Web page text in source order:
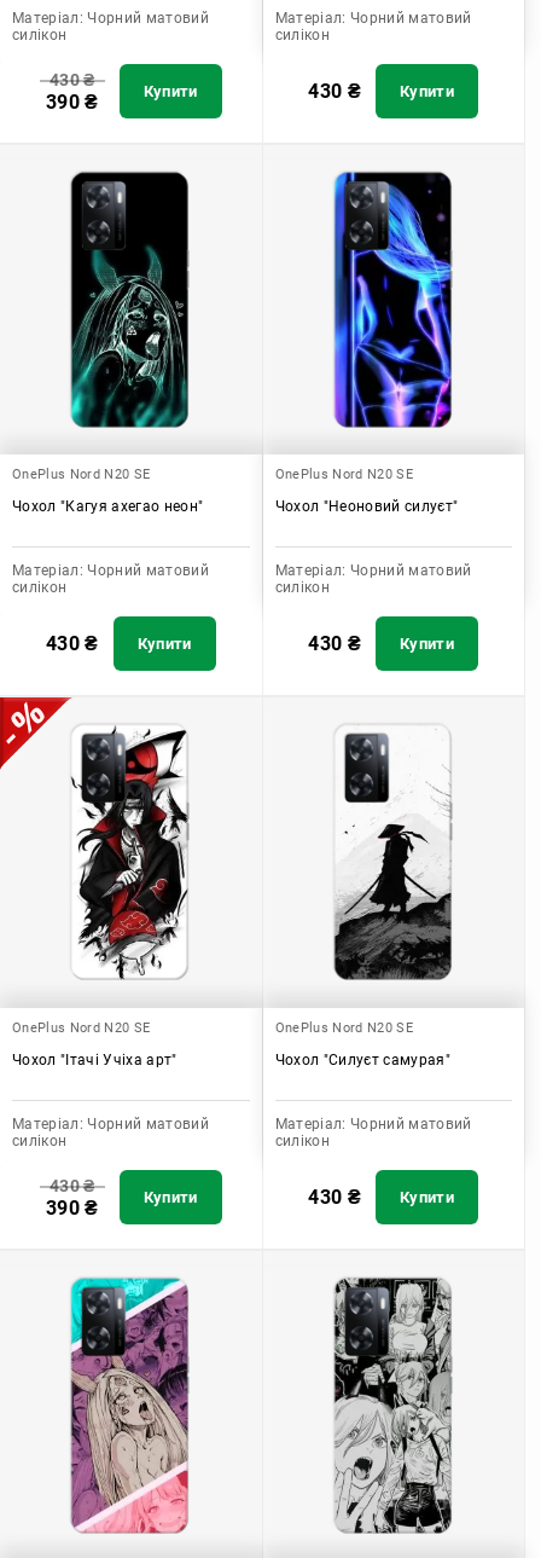
Матеріал: Чорний матовий
силікон
430₴
390₴ Купити
Матеріал: Чорний матовий
силікон
430 ₴ Купити
OnePlus Nord N20 SE
Чохол "Кагуя ахегао неон"
Матеріал: Чорний матовий
силікон
430₴ Купити
OnePlus Nord N20 SE
Чохол "Неоновий силуєт"
Матеріал: Чорний матовий
силікон
430 ₴ Купити
OnePlus Nord N20 SE
Чохол "Ітачі Учіха арт"
Матеріал: Чорний матовий
силікон
430₴
390₴ Купити
OnePlus Nord N20 SE
Чохол "Силуєт самурая"
Матеріал: Чорний матовий
силікон
430 ₴ Купити